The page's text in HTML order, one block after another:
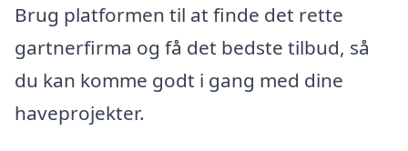
Brug platformen til at finde det rette
gartnerfirma og få det bedste tilbud, så
du kan komme godt i gang med dine
haveprojekter.